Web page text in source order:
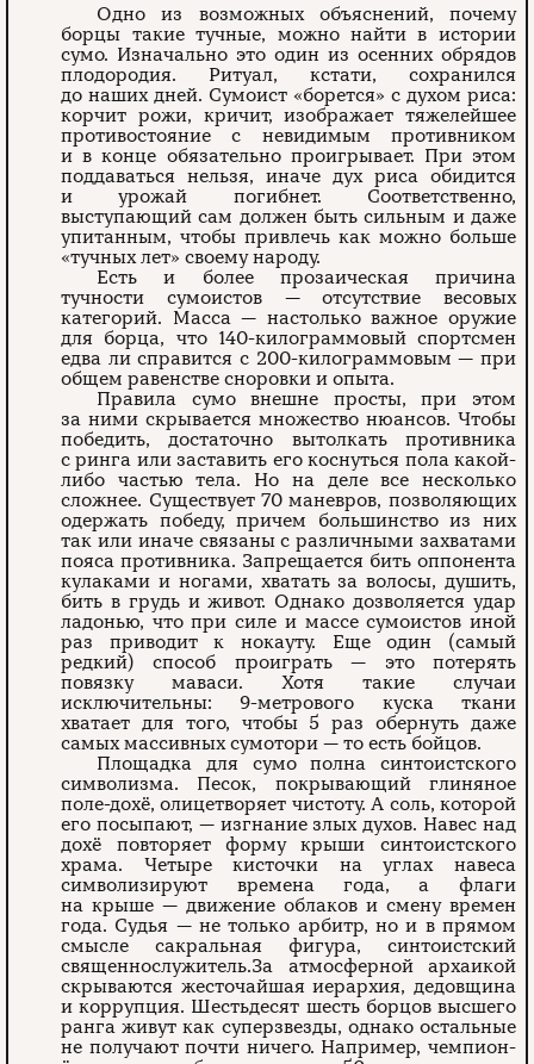
Одно из возможных объяснений, почему
борцы такие тучные, можно найти в истории
сумо. Изначально это один из осенних обрядов
плодородия. Ритуал, кстати, сохранился
до наших дней. Сумоист «борется» с духом риса:
корчит рожи, кричит, изображает тяжелейшее
противостояние с невидимым противником
и в конце обязательно проигрывает. При этом
поддаваться нельзя, иначе дух риса обидится
и урожай погибнет. Соответственно,
выступающий сам должен быть сильным и даже
упитанным, чтобы привлечь как можно больше
«тучных лет» своему народу.
Есть и более прозаическая причина
тучности сумоистов — отсутствие весовых
категорий. Масса — настолько важное оружие
для борца, что 140-килограммовый спортсмен
едва ли справится с 200-килограммовым — при
общем равенстве сноровки и опыта.
Правила сумо внешне просты, при этом
за ними скрывается множество нюансов. Чтобы
победить, достаточно вытолкать противника
с ринга или заставить его коснуться пола какой-
либо частью тела. Но на деле все несколько
сложнее. Существует 70 маневров, позволяющих
одержать победу, причем большинство из них
так или иначе связаны с различными захватами
пояса противника. Запрещается бить оппонента
кулаками и ногами, хватать за волосы, душить,
бить в грудь и живот. Однако дозволяется удар
ладонью, что при силе и массе сумоистов иной
раз приводит к нокауту. Еще один (самый
редкий) способ проиграть — это потерять
повязку маваси. Хотя такие случаи
исключительны: 9-метрового куска ткани
хватает для того, чтобы 5 раз обернуть даже
самых массивных сумотори — то есть бойцов.
Площадка для сумо полна синтоистского
символизма. Песок, покрывающий глиняное
поле-дохё, олицетворяет чистоту. А соль, которой
его посыпают, — изгнание злых духов. Навес над
дохё повторяет форму крыши синтоистского
храма. Четыре кисточки на углах навеса
символизируют времена года, а флаги
на крыше — движение облаков и смену времен
года. Судья — не только арбитр, но и в прямом
смысле сакральная фигура, синтоистский
священнослужитель.За атмосферной архаикой
скрываются жесточайшая иерархия, дедовщина
и коррупция. Шестьдесят шесть борцов высшего
ранга живут как суперзвезды, однако остальные
не получают почти ничего. Например, чемпион-